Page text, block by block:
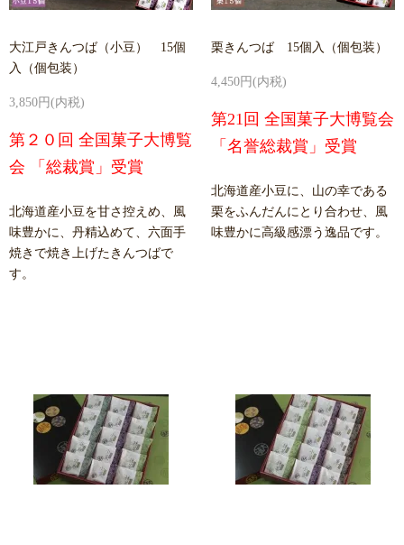
大江戸きんつば（小豆） 15個
入（個包装）
3,850円(内税)
第２０回 全国菓子大博覧
会 「総裁賞」受賞
北海道産小豆を甘さ控えめ、風
味豊かに、丹精込めて、六面手
焼きで焼き上げたきんつばで
す。
栗きんつば 15個入（個包装）
4,450円(内税)
第21回 全国菓子大博覧会
「名誉総裁賞」受賞
北海道産小豆に、山の幸である
栗をふんだんにとり合わせ、風
味豊かに高級感漂う逸品です。